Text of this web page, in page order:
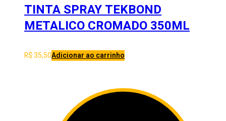
TINTA SPRAY TEKBOND
METALICO CROMADO 350ML
R$35,50Adicionar ao carrinho